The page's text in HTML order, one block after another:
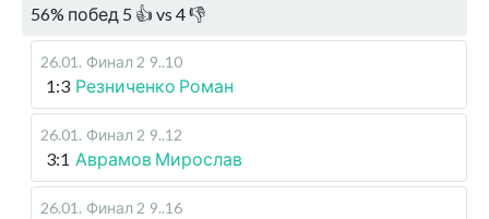
56% побед 5 👍 vs 4👎
26.01 . Финал 2 9..10
1:3 Резниченко Роман
26.01 . Финал 2 9..12
3:1 Аврамов Мирослав
26.01 . Финал 2 9..16